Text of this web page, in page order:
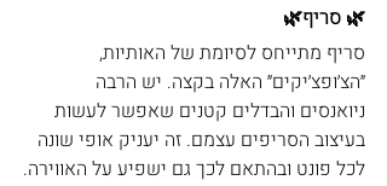
🌿 סריף🌿
סריף מתייחס לסיומת של האותיות,
״הצ׳ופצ׳יקים״ האלה בקצה. יש הרבה
ניואנסים והבדלים קטנים שאפשר לעשות
בעיצוב הסריפים עצמם. זה יעניק אופי שונה
לכל פונט ובהתאם לכך גם ישפיע על האווירה.